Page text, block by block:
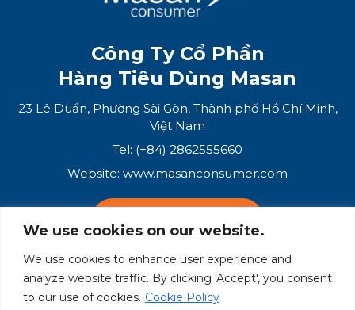
We use cookies on our website.
We use cookies to enhance user experience and
analyze website traffic. By clicking 'Accept', you consent
to our use of cookies. Cookie Policy
Công Ty Cổ Phần
Hàng Tiêu Dùng Masan
23 Lê Duẩn, Phường Sài Gòn, Thành phố Hồ Chí Minh,
Việt Nam
Tel: (+84) 2862555660
Website: www.masanconsumer.com
Hệ Sinh Thái Masan
Masan Group